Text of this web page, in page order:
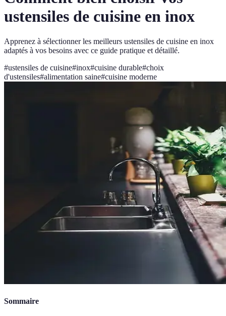
ustensiles de cuisine en inox
Apprenez à sélectionner les meilleurs ustensiles de cuisine en inox
adaptés à vos besoins avec ce guide pratique et détaillé.
#ustensiles de cuisine#inox#cuisine durable#choix
d'ustensiles#alimentation saine#cuisine moderne
Sommaire